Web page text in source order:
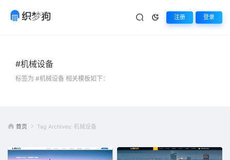
注册 登录
#机械设备
标签为 #机械设备 相关模板如下：
首页 Tag Archives: 机械设备